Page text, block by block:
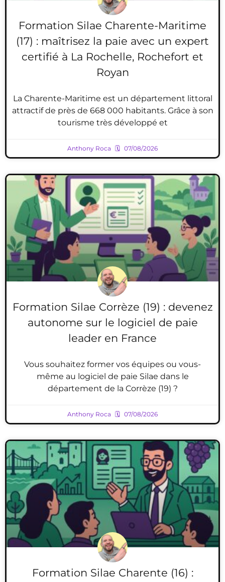
Formation Silae Charente-Maritime
(17) : maîtrisez la paie avec un expert
certifié à La Rochelle, Rochefort et
Royan
La Charente-Maritime est un département littoral
attractif de près de 668 000 habitants. Grâce à son
tourisme très développé et
Anthony Roca 07/08/2026
Formation Silae Corrèze (19) : devenez
autonome sur le logiciel de paie
leader en France
Vous souhaitez former vos équipes ou vous-
même au logiciel de paie Silae dans le
département de la Corrèze (19) ?
Anthony Roca 07/08/2026
Formation Silae Charente (16) :